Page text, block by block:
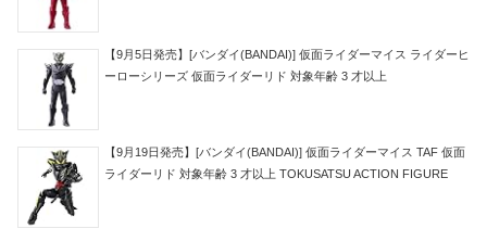
【9月5日発売】[バンダイ(BANDAI)] 仮面ライダーマイス ライダーヒ
ーローシリーズ 仮面ライダーリド 対象年齢 3 才以上
【9月19日発売】[バンダイ(BANDAI)] 仮面ライダーマイス TAF 仮面
ライダーリド 対象年齢 3 才以上 TOKUSATSU ACTION FIGURE